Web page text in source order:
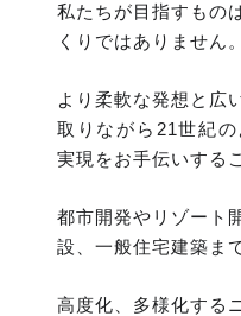
私たちが目指すもの
くりではありません。
より柔軟な発想と広
取りながら21世紀
実現をお手伝いする
都市開発やリゾート
設、一般住宅建築ま
高度化、多様化する